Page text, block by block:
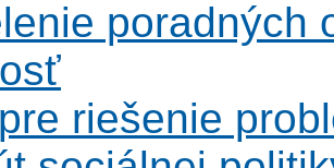
poradných
riešenie